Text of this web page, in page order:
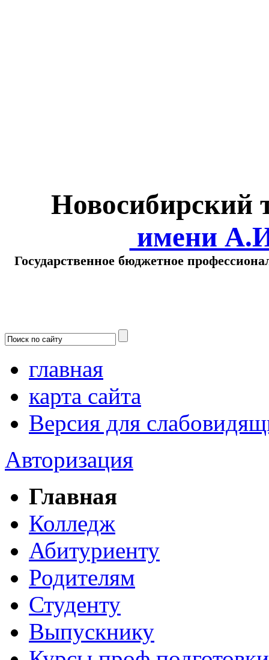
Новосибирский
имени
Государственное бюджетное
главная
карта сайта
Версия для
Авторизация
Главная
Колледж
Абитуриенту
Родителям
Студенту
Выпускнику